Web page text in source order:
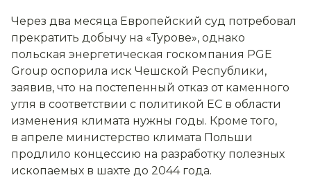
Через два месяца Европейский суд потребовал
прекратить добычу на «Турове», однако
польская энергетическая госкомпания PGE
Group оспорила иск Чешской Республики,
заявив, что на постепенный отказ от каменного
угля в соответствии с политикой ЕС в области
изменения климата нужны годы. Кроме того,
в апреле министерство климата Польши
продлило концессию на разработку полезных
ископаемых в шахте до 2044 года.